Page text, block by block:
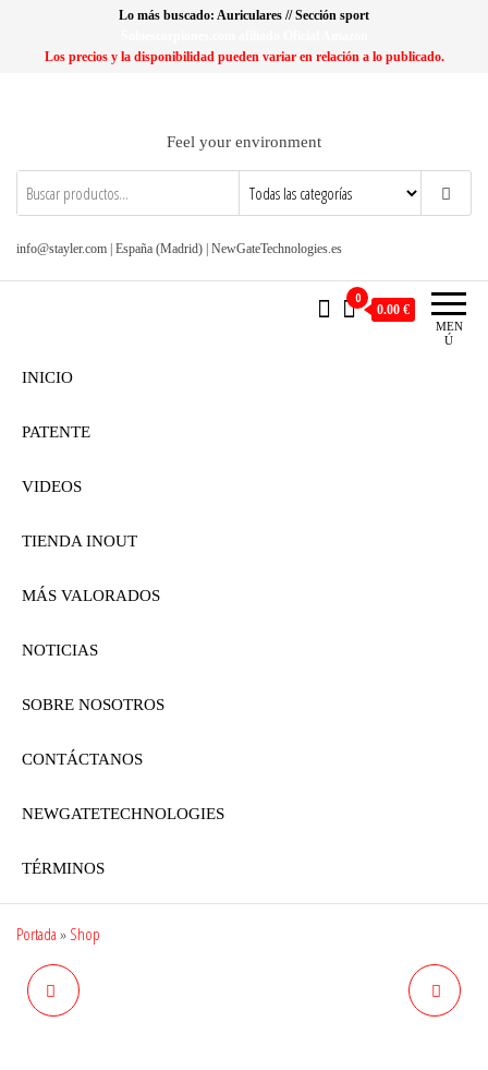
contenido
Lo más buscado: Auriculares // Sección sport
Los precios y la disponibilidad pueden variar en relación a lo publicado.
Feel your environment
info@stayler.com | España (Madrid) | NewGateTechnologies.es
MEN
Ú
0
0.00 €
INICIO
PATENTE
VIDEOS
TIENDA INOUT
MÁS VALORADOS
NOTICIAS
SOBRE NOSOTROS
CONTÁCTANOS
NEWGATETECHNOLOGIES
TÉRMINOS
Portada » Shop